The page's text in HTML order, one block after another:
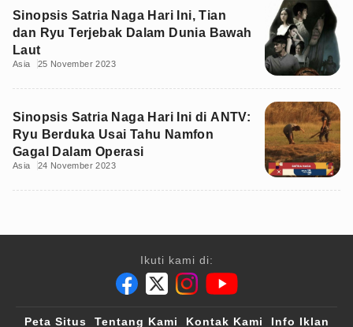
Sinopsis Satria Naga Hari Ini, Tian
dan Ryu Terjebak Dalam Dunia Bawah
Laut
Asia 25 November 2023
Sinopsis Satria Naga Hari Ini di ANTV:
Ryu Berduka Usai Tahu Namfon
Gagal Dalam Operasi
Asia 24 November 2023
Ikuti kami di:
Peta Situs Tentang Kami Kontak Kami Info Iklan